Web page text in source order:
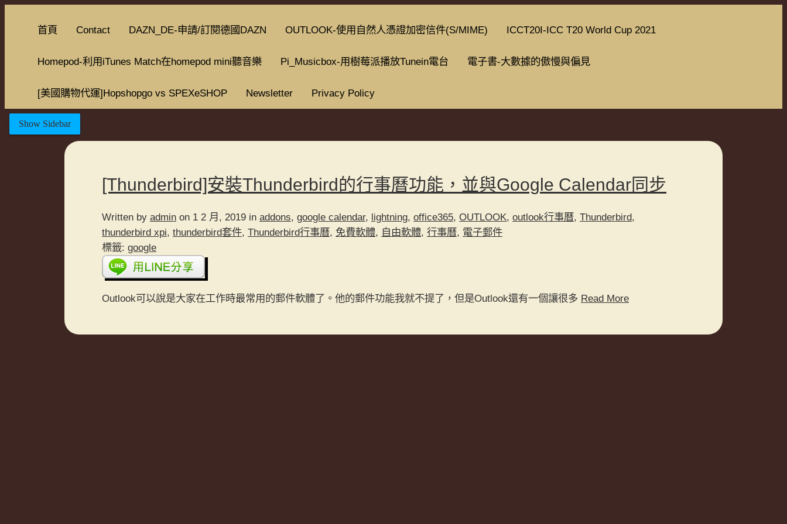
首頁 Contact DAZN_DE-申請/訂閱德國DAZN OUTLOOK-使用自然人憑證加密信件(S/MIME) ICCT20I-ICC T20 World Cup 2021
Homepod-利用iTunes Match在homepod mini聽音樂 Pi_Musicbox-用樹莓派播放Tunein電台 電子書-大數據的傲慢與偏見
[美國購物代運]Hopshopgo vs SPEXeSHOP Newsletter Privacy Policy
Show Sidebar
[Thunderbird]安裝Thunderbird的行事曆功能，並與Google Calendar同步
Written by admin on 1 2 月, 2019 in addons, google calendar, lightning, office365, OUTLOOK, outlook行事曆, Thunderbird,
thunderbird xpi, thunderbird套件, Thunderbird行事曆, 免費軟體, 自由軟體, 行事曆, 電子郵件
標籤: google
Outlook可以說是大家在工作時最常用的郵件軟體了。他的郵件功能我就不提了，但是Outlook還有一個讓很多 Read More